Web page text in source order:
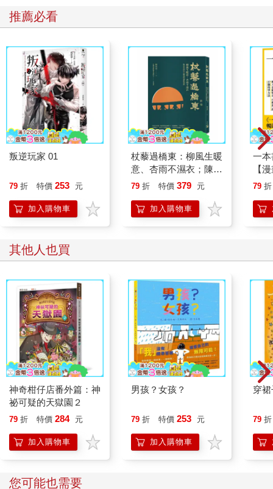
推薦必看
叛逆玩家 01
79 折 特價 253 元
加入購物車
杖藜過橋東：柳風生暖
意、杏雨不濕衣；陳亮
恭談以心轉境的適齡漫
79 折 特價 379 元
加入購物車
一
【
行
「
學方
79 折
其他人也買
神奇柑仔店番外篇：神
祕可疑的天獄園２
79 折 特價 284 元
加入購物車
男孩？女孩？
79 折 特價 253 元
加入購物車
穿
79 折
您可能也需要